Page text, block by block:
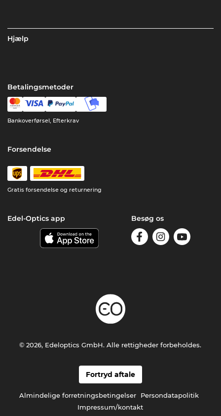
Hjælp
Betalingsmetoder
Bankoverførsel, Efterkrav
Forsendelse
Gratis forsendelse og returnering
Edel-Optics app Besøg os
Fortryd aftale
Almindelige forretningsbetingelser
Persondatapolitik
Impressum/kontakt
© 2026, Edeloptics GmbH. Alle rettigheder forbeholdes.